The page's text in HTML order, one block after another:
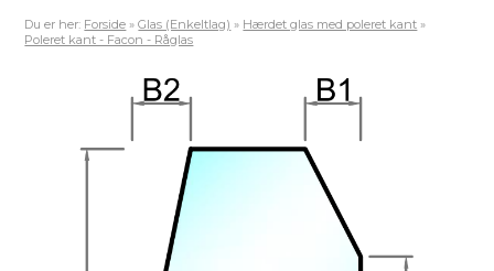
Du er her: Forside »Glas (Enkeltlag) » Hærdet glas med poleret kant »
Poleret kant - Facon - Råglas